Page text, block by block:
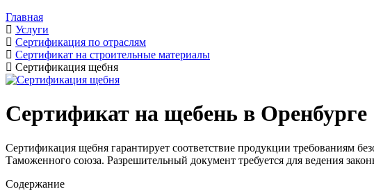
Главная
Услуги
Сертификация по отраслям
Сертификат на строительные материалы
Сертификация щебня
Сертификат на щебень в Оренбурге
Сертификация щебня гарантирует соответствие продукции требованиям
Таможенного союза. Разрешительный документ требуется для ведения
Содержание